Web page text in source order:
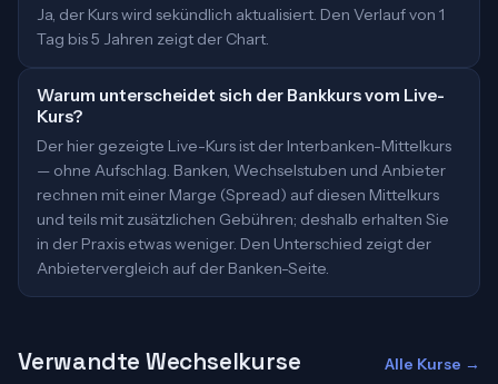
Ja, der Kurs wird sekündlich aktualisiert. Den Verlauf von 1
Tag bis 5 Jahren zeigt der Chart.
Warum unterscheidet sich der Bankkurs vom Live-
Kurs?
Der hier gezeigte Live-Kurs ist der Interbanken-Mittelkurs
— ohne Aufschlag. Banken, Wechselstuben und Anbieter
rechnen mit einer Marge (Spread) auf diesen Mittelkurs
und teils mit zusätzlichen Gebühren; deshalb erhalten Sie
in der Praxis etwas weniger. Den Unterschied zeigt der
Anbietervergleich auf der Banken-Seite.
Verwandte Wechselkurse Alle Kurse →